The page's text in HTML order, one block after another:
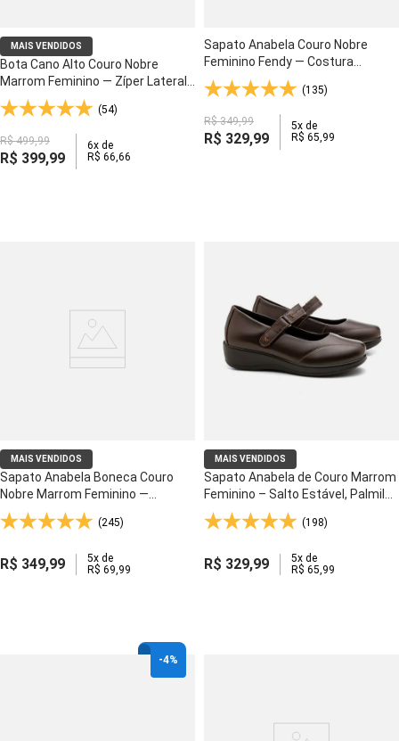
MAIS VENDIDOS
Bota Cano Alto Couro Nobre
Marrom Feminino — Zíper Lateral,
Elástico e Solado Ultraleve - 372
(54)
R$ 499,99
R$ 399,99
6x de
R$ 66,66
Sapato Anabela Couro Nobre
Feminino Fendy — Costura
Artesanal e Palmilha Anti-
Impacto - 7801
(135)
R$ 349,99
R$ 329,99
5x de
R$ 65,99
MAIS VENDIDOS
Sapato Anabela Boneca Couro
Nobre Marrom Feminino —
Costura Artesanal e Forro Couro
Natural - 366
(245)
R$ 349,99 5x de
R$ 69,99
MAIS VENDIDOS
Sapato Anabela de Couro Marrom
Feminino – Salto Estável, Palmilha
Anatômica e Solado Gel - 192
(198)
R$ 329,99 5x de
R$ 65,99
-4%